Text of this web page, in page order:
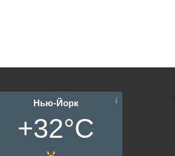
Нью-Йорк
+32°C